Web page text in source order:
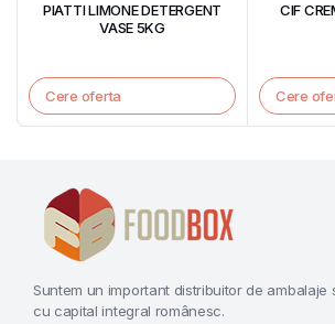
PIATTI LIMONE DETERGENT
VASE 5KG
Cere oferta Cere
Suntem un important distribuitor de ambalaje
cu capital integral românesc.